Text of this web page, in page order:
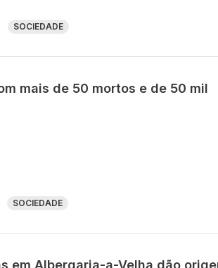
SOCIEDADE
mais de 50 mortos e de 50 mil
SOCIEDADE